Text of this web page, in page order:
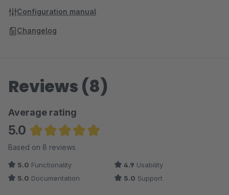
Configuration manual
Changelog
Reviews (8)
Average rating
5.0
Average rating of 5 out of 5 stars
Based on 8 reviews
5.0 Functionality 4.9 Usability
5.0 Documentation 5.0 Support